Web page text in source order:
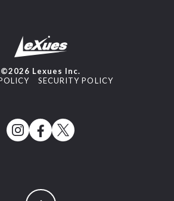
©2026 Lexues Inc.
SECURITY POLICY
ページトップへ戻る